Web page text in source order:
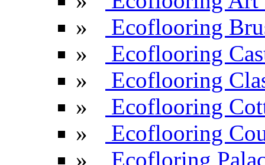
»
Ecoflooring
»
Ecoflooring
»
Ecoflooring
»
Ecoflooring
»
Ecoflooring
»
Ecofloring